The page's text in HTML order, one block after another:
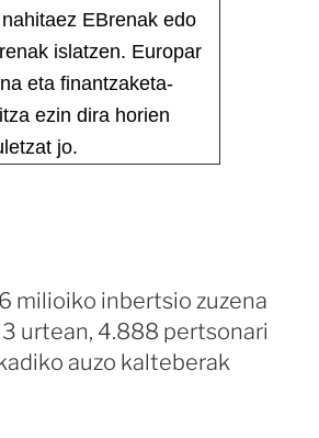
EBrenak edo
islatzen. Europar
eta finantzaketa-
ezin dira horien
jo.
milioiko inbertsio zuzena
urtean, 4.888 pertsonari
auzo kalteberak